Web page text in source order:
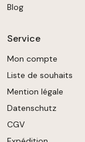
Blog
Service
Mon compte
Liste de souhaits
Mention légale
Datenschutz
CGV